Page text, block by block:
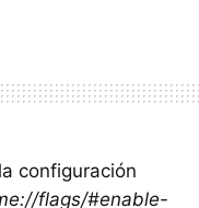
configuración
flags/#enable-